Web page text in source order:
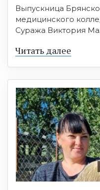
Выпускница
медицинского
Суража Виктория
Читать далее